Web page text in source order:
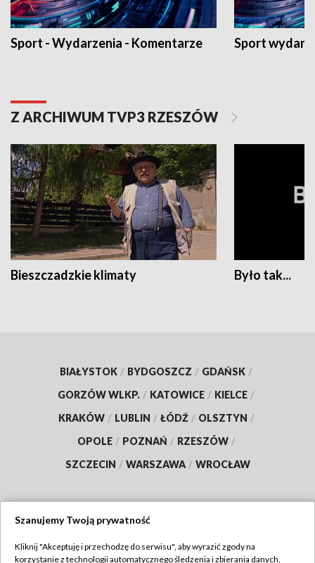
Sport - Wydarzenia - Komentarze Sport
Z ARCHIWUM TVP3 RZESZÓW
Bieszczadzkie klimaty Było tak...
BIAŁYSTOK / BYDGOSZCZ / GDAŃSK /
GORZÓW WLKP. / KATOWICE / KIELCE /
KRAKÓW / LUBLIN / ŁÓDŹ / OLSZTYN /
OPOLE / POZNAŃ / RZESZÓW /
SZCZECIN / WARSZAWA / WROCŁAW
Szanujemy Twoją prywatność
Kliknij "Akceptuję i przechodzę do serwisu", aby wyrazić zgody na
korzystanie z technologii automatycznego śledzenia i zbierania danych,